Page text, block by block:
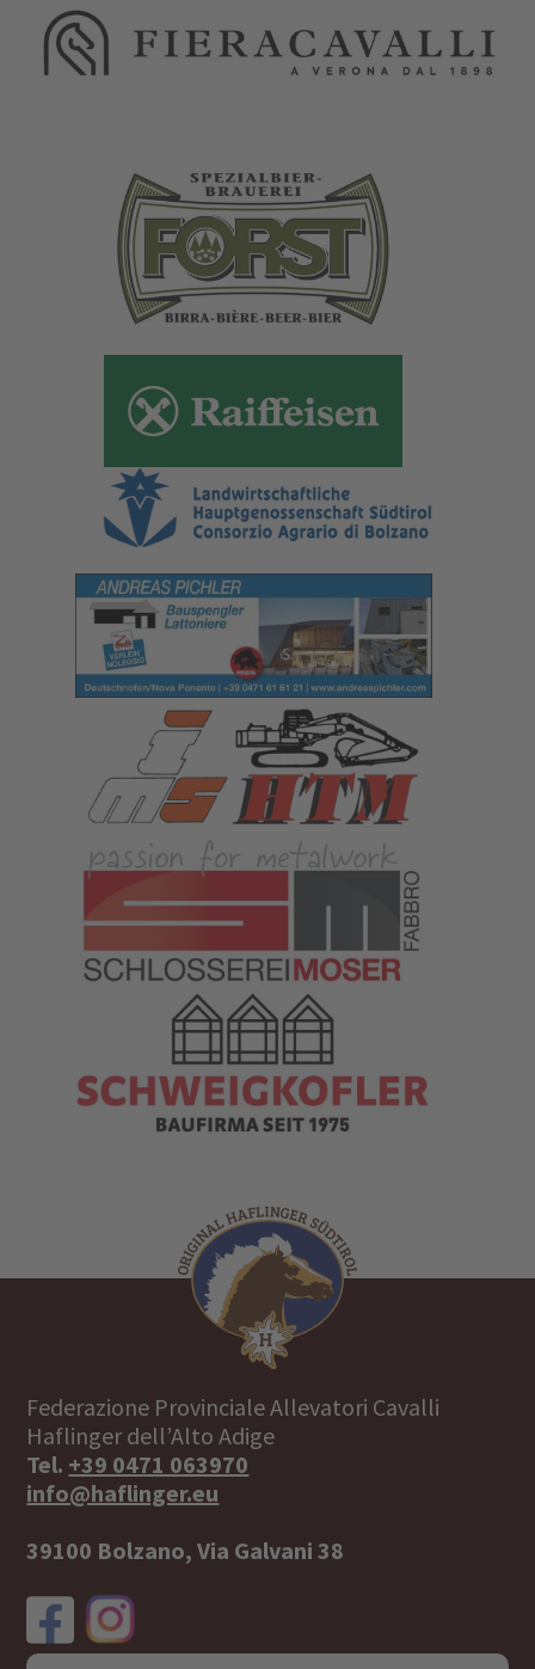
Federazione Provinciale Allevatori Cavalli
Haflinger dell’Alto Adige
Tel. +39 0471 063970
info@haflinger.eu
39100 Bolzano, Via Galvani 38